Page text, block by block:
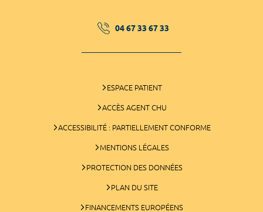
04 67 33 67 33
ESPACE PATIENT
ACCÈS AGENT CHU
ACCESSIBILITÉ : PARTIELLEMENT CONFORME
MENTIONS LÉGALES
PROTECTION DES DONNÉES
PLAN DU SITE
FINANCEMENTS EUROPÉENS